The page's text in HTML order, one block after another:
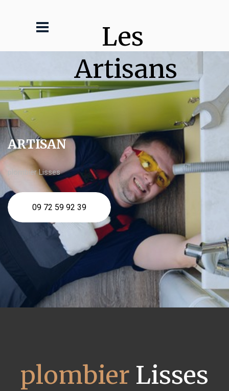
Les
Artisans
ARTISAN
plombier Lisses
09 72 59 92 39
plombier Lisses